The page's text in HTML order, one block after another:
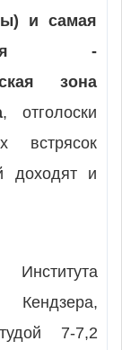
и самая
-
зона
, отголоски
встрясок
доходят и
7-7,2